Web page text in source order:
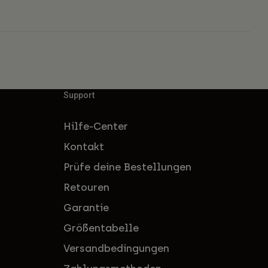
Support
Hilfe-Center
Kontakt
Prüfe deine Bestellungen
Retouren
Garantie
Größentabelle
Versandbedingungen